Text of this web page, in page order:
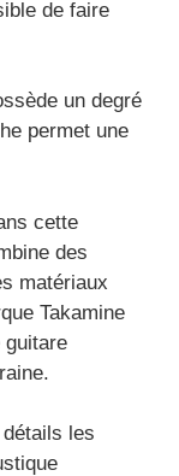
de faire
un degré
permet une
cette
des
matériaux
Takamine
guitare
les